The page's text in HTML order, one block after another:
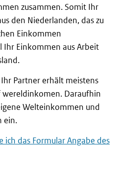
zusammen. Somit Ihr
den Niederlanden, das zu
Einkommen
Ihr Einkommen aus Arbeit
Partner erhält meistens
wereldinkomen. Daraufhin
Welteinkommen und
ein.
ich das Formular Angabe des